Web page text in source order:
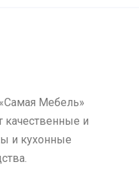
Мебель»
качественные и
и кухонные